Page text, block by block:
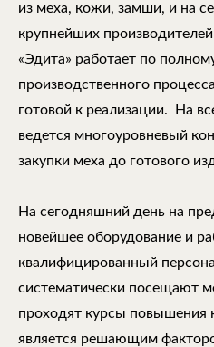
из меха, кожи, замши, и на
крупнейших
«Эдита» работает по
производственного
готовой к реализации. На
ведется многоуровневый
закупки меха до готового
На сегодняшний день на
новейшее оборудование и
квалифицированный
систематически посещают
проходят курсы повышения
является решающим